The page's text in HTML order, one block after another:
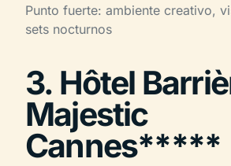
Punto fuerte: ambiente creativo,
sets nocturnos
3. Hôtel
Majestic
Cannes*****